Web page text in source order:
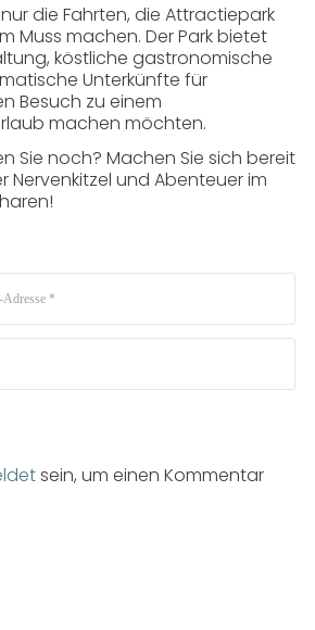
die Fahrten, die Attractiepark
Muss machen. Der Park bietet
köstliche gastronomische
Unterkünfte für
Besuch zu einem
machen möchten.
Sie noch? Machen Sie sich bereit
Nervenkitzel und Abenteuer im
sein, um einen Kommentar